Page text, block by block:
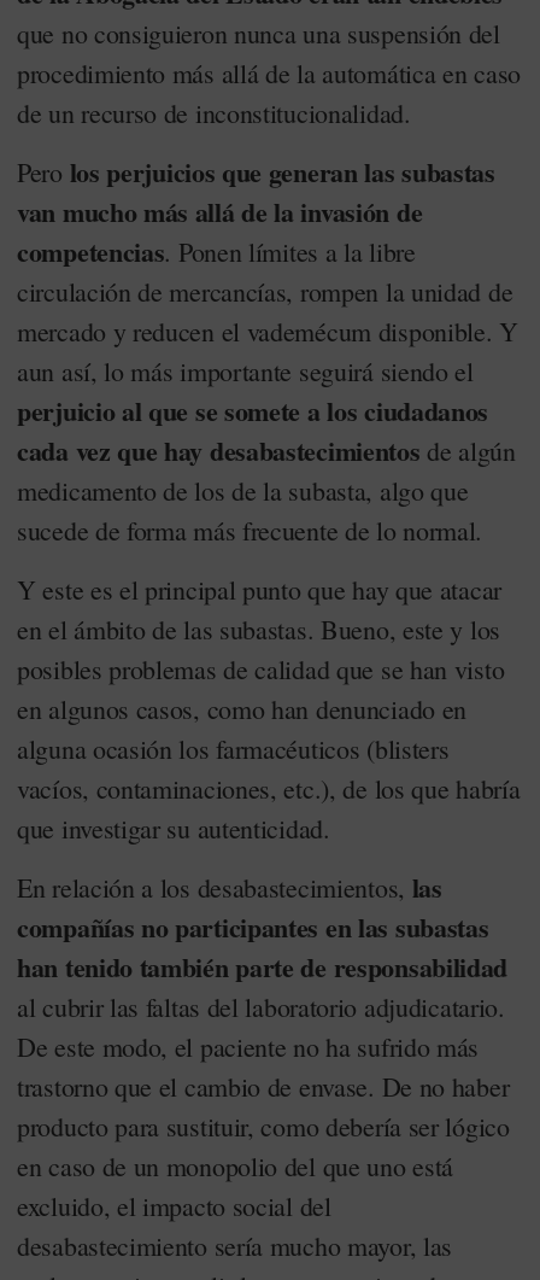
que no consiguieron nunca una suspensión del
procedimiento más allá de la automática en caso
de un recurso de inconstitucionalidad.
Pero los perjuicios que generan las subastas
van mucho más allá de la invasión de
competencias. Ponen límites a la libre
circulación de mercancías, rompen la unidad de
mercado y reducen el vademécum disponible. Y
aun así, lo más importante seguirá siendo el
perjuicio al que se somete a los ciudadanos
cada vez que hay desabastecimientos de algún
medicamento de los de la subasta, algo que
sucede de forma más frecuente de lo normal.
Y este es el principal punto que hay que atacar
en el ámbito de las subastas. Bueno, este y los
posibles problemas de calidad que se han visto
en algunos casos, como han denunciado en
alguna ocasión los farmacéuticos (blisters
vacíos, contaminaciones, etc.), de los que habría
que investigar su autenticidad.
En relación a los desabastecimientos, las
compañías no participantes en las subastas
han tenido también parte de responsabilidad
al cubrir las faltas del laboratorio adjudicatario.
De este modo, el paciente no ha sufrido más
trastorno que el cambio de envase. De no haber
producto para sustituir, como debería ser lógico
en caso de un monopolio del que uno está
excluido, el impacto social del
desabastecimiento sería mucho mayor, las